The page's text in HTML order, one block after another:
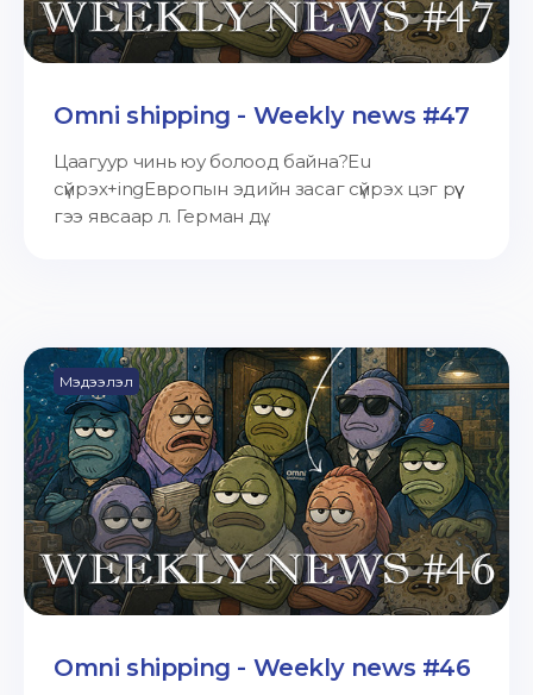
Omni shipping - Weekly news #47
Цаагуур чинь юу болоод байна?Eu
сүйрэх+ingЕвропын эдийн засаг сүйрэх цэг рүү
гээ явсаар л. Герман дү...
Мэдээлэл
Omni shipping - Weekly news #46